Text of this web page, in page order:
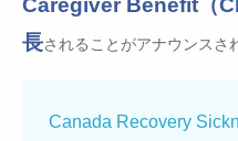
長されることがアナウンスさ
Canada Recovery